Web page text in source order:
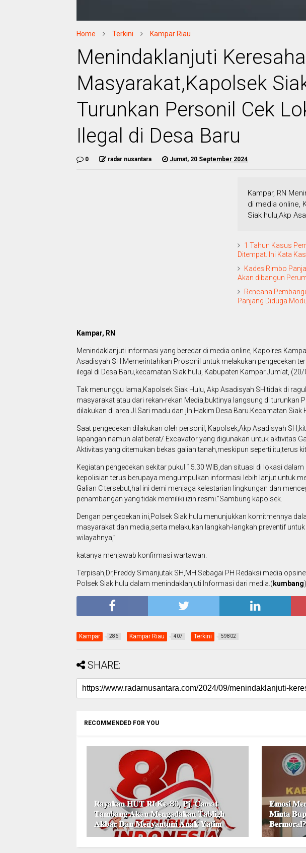
Home Terkini Kampar Riau
Menindaklanjuti
Masyarakat,Kapolsek
Turunkan Personil Cek
Ilegal di Desa Baru
0 radar nusantara Jumat, 20 September 2024
Kampar, RN
di media online,
Siak hulu,Akp
1 Tahun Kasus
Ditempat. Ini Kata
Kades Rimbo
Akan dibangun
Rencana
Panjang Diduga
Kampar, RN
Menindaklanjuti informasi yang beredar di media online, Kapolres
Asadisyah SH.Memerintahkan Prosonil untuk melakukan pengecekan
ilegal di Desa Baru,kecamatan Siak hulu, Kabupaten Kampar.Jum'at,
Tak menunggu lama,Kapolsek Siak Hulu, Akp Asadisyah SH.tidak di
masyarakat atau dari rekan-rekan Media,buktinya langsung di turunkan
dilakukan di area Jl.Sari madu dan jln Hakim Desa Baru.Kecamatan Siak
Saat pengecekan dilakukan oleh personil, Kapolsek,Akp Asadisyah
lapangan namun alat berat/ Excavator yang digunakan untuk aktivitas
Aktivitas.yang ditemukan bekas galian tanah,meskipun seperti itu,terus
Kegiatan pengecekan sekitar pukul 15.30 WIB,dan situasi di lokasi
kepolisian terus berupaya mengumpulkan informasi lebih lanjut untuk
Galian C tersebut,hal ini demi menjaga kelestarian lingkungan dan
penambangan yang tidak memiliki izin resmi."Sambung kapolsek.
Dengan pengecekan ini,Polsek Siak hulu menunjukkan komitmennya
masyarakat dan media,serta melakukan langkah-langkah preventif
wilayahnya,”
katanya menjawab konfirmasi wartawan.
Terpisah,Dr,Freddy Simanjutak SH,MH.Sebagai PH Redaksi media
Polsek Siak hulu dalam menindaklanjuti Informasi dari media.( kumbang)
Kampar 286 Kampar Riau 407 Terkini 59802
SHARE:
RECOMMENDED FOR YOU
𝐑𝐚𝐲𝐚𝐤𝐚𝐧 𝐇𝐔𝐓 𝐑𝐈 𝐊𝐞-80, 𝐏𝐣. 𝐂𝐚𝐦𝐚𝐭
𝐓𝐚𝐦𝐛𝐚𝐧𝐠 𝐀𝐤𝐚𝐧 𝐌𝐞𝐧𝐠𝐚𝐝𝐚𝐤𝐚𝐧 𝐓𝐚𝐛𝐥𝐢𝐠𝐡
𝐀𝐤𝐛𝐚𝐫 𝐃𝐚𝐧 𝐌𝐞𝐧𝐲𝐚𝐧𝐭𝐮𝐧𝐢 𝐀𝐧𝐚𝐤 𝐘𝐚𝐭𝐢𝐦
𝐄𝐦𝐨𝐬𝐢
𝐌𝐢𝐧𝐭𝐚